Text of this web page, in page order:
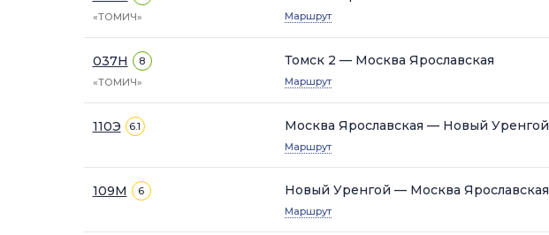
«ТОМИЧ»
Маршрут
037Н
8
«ТОМИЧ»
Томск 2 — Москва Ярославская
Маршрут
110Э 6.1 Москва Ярославская — Новый Уренгой
Маршрут
109М 6 Новый Уренгой — Москва Ярославская
Маршрут